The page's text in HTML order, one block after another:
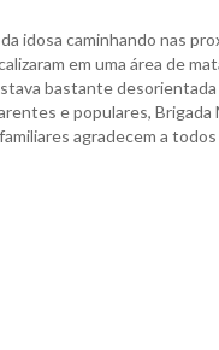
idosa caminhando nas
em uma área de
bastante
e populares,
agradecem a